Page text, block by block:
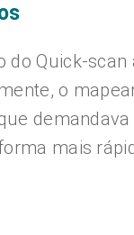
do Quick-
o
mais